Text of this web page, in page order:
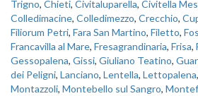
Trigno, Chieti, Civitaluparella, Civitella
Colledimacine, Colledimezzo, Crecchio,
Filiorum Petri, Fara San Martino, Filetto,
Francavilla al Mare, Fresagrandinaria, Frisa,
Gessopalena, Gissi, Giuliano Teatino,
dei Peligni, Lanciano, Lentella, Lettopalena,
Montazzoli, Montebello sul Sangro,